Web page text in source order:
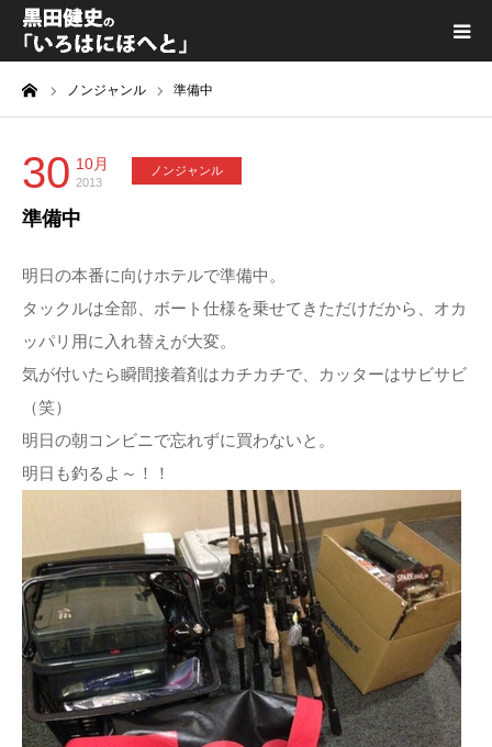
ノンジャンル 準備中
30 10月
2013
ノンジャンル
準備中
明日の本番に向けホテルで準備中。
タックルは全部、ボート仕様を乗せてきただけだから、オカ
ッパリ用に入れ替えが大変。
気が付いたら瞬間接着剤はカチカチで、カッターはサビサビ
（笑）
明日の朝コンビニで忘れずに買わないと。
明日も釣るよ～！！
黒田健史プロフィール
カテゴリ一覧
喫茶KURODA
YouTube｜Kuro channel
メディア出演